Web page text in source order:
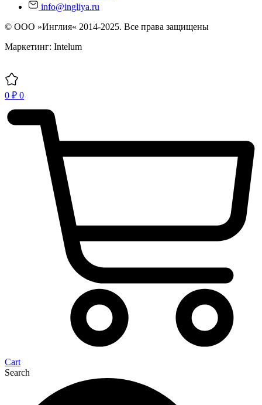
info@ingliya.ru
© ООО »Инглия« 2014-2025. Все права защищены
Маркетинг: Intelum
0 ₽ 0
Cart
Search